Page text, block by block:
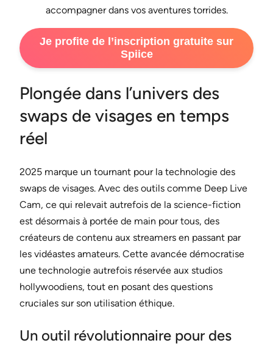
accompagner dans vos aventures torrides.
Je profite de l’inscription gratuite sur
Spiice
Plongée dans l’univers des
swaps de visages en temps
réel
2025 marque un tournant pour la technologie des
swaps de visages. Avec des outils comme Deep Live
Cam, ce qui relevait autrefois de la science-fiction
est désormais à portée de main pour tous, des
créateurs de contenu aux streamers en passant par
les vidéastes amateurs. Cette avancée démocratise
une technologie autrefois réservée aux studios
hollywoodiens, tout en posant des questions
cruciales sur son utilisation éthique.
Un outil révolutionnaire pour des